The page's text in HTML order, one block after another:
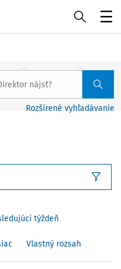
Rozšírené vyhľadávanie
týždeň
Vlastný rozsah